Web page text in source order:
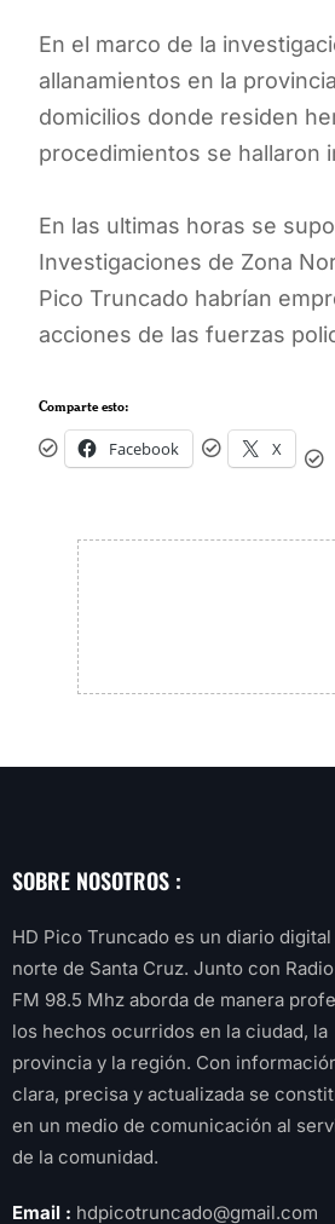
En el marco de la
allanamientos en la
domicilios donde residen
procedimientos se hallaron
En las ultimas horas se
Investigaciones de Zona
Pico Truncado habrían
acciones de las fuerzas
Comparte esto:
Facebook X
SOBRE NOSOTROS :
HD Pico Truncado es un diario digital
norte de Santa Cruz. Junto con
FM 98.5 Mhz aborda de manera
los hechos ocurridos en la ciudad, la
provincia y la región. Con
clara, precisa y actualizada se
en un medio de comunicación al
de la comunidad.
Email : hdpicotruncado@gmail.com